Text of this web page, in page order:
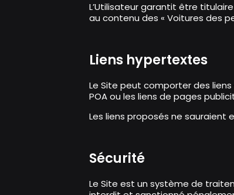
L’Utilisateur garantit être
au contenu des « Voitures des
Liens hypertextes
Le Site peut comporter des
POA ou les liens de pages
Les liens proposés ne sauraient
Sécurité
Le Site est un système de